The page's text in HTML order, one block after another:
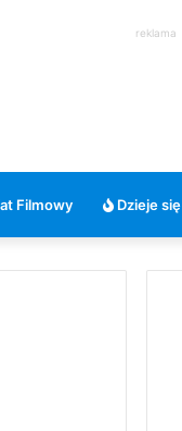
reklama
Filmowy Dzieje się